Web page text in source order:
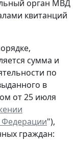
орган МВД
квитанций
сумма и
по
в
от 25 июля
Федерации"),
граждан: